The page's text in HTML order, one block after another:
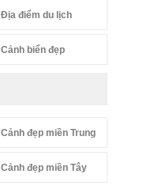
Địa điểm du lịch
Cảnh biển đẹp
Cảnh đẹp miền Trung
Cảnh đẹp miền Tây